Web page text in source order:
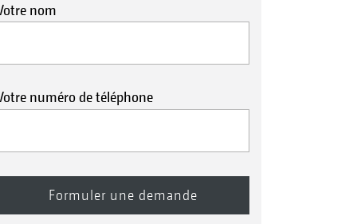
nom
numéro de téléphone